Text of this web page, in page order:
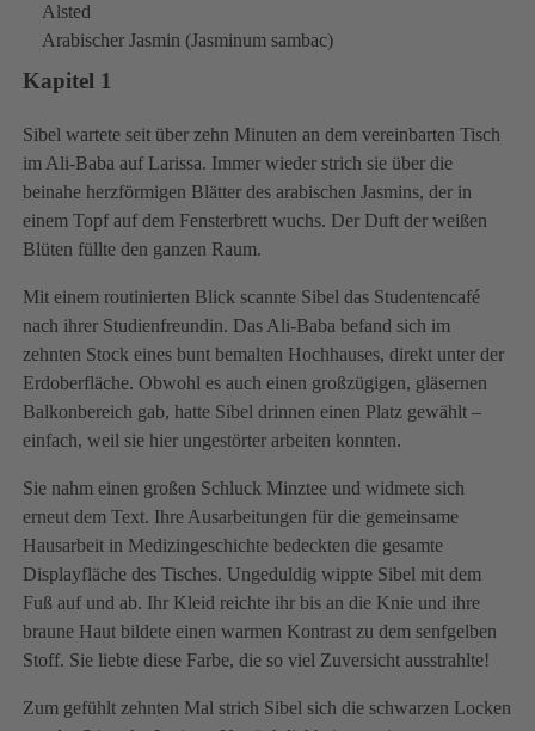
Arabischer Jasmin (Jasminum sambac)
Kapitel 1
Sibel wartete seit über zehn Minuten an dem vereinbarten Tisch
im Ali-Baba auf Larissa. Immer wieder strich sie über die
beinahe herzförmigen Blätter des arabischen Jasmins, der in
einem Topf auf dem Fensterbrett wuchs. Der Duft der weißen
Blüten füllte den ganzen Raum.
Mit einem routinierten Blick scannte Sibel das Studentencafé
nach ihrer Studienfreundin. Das Ali-Baba befand sich im
zehnten Stock eines bunt bemalten Hochhauses, direkt unter der
Erdoberfläche. Obwohl es auch einen großzügigen, gläsernen
Balkonbereich gab, hatte Sibel drinnen einen Platz gewählt –
einfach, weil sie hier ungestörter arbeiten konnten.
Sie nahm einen großen Schluck Minztee und widmete sich
erneut dem Text. Ihre Ausarbeitungen für die gemeinsame
Hausarbeit in Medizingeschichte bedeckten die gesamte
Displayfläche des Tisches. Ungeduldig wippte Sibel mit dem
Fuß auf und ab. Ihr Kleid reichte ihr bis an die Knie und ihre
braune Haut bildete einen warmen Kontrast zu dem senfgelben
Stoff. Sie liebte diese Farbe, die so viel Zuversicht ausstrahlte!
Zum gefühlt zehnten Mal strich Sibel sich die schwarzen Locken